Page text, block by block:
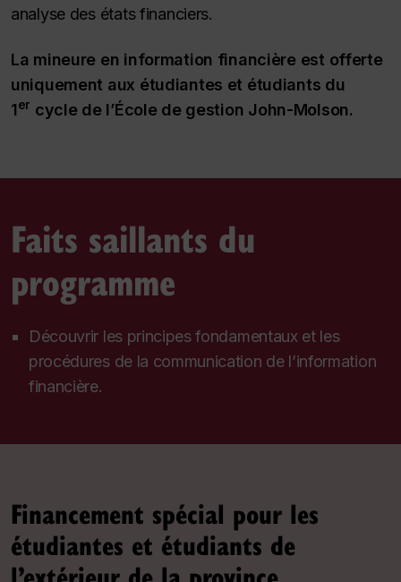
analyse des états financiers.
La mineure en information financière est offerte
uniquement aux étudiantes et étudiants du
1er cycle de l’École de gestion John-Molson.
Faits saillants du
programme
Découvrir les principes fondamentaux et les
procédures de la communication de l’information
financière.
Financement spécial pour les
étudiantes et étudiants de